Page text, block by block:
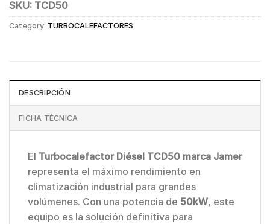
SKU: TCD50
Category: TURBOCALEFACTORES
DESCRIPCIÓN
FICHA TÉCNICA
El Turbocalefactor Diésel TCD50 marca Jamer
representa el máximo rendimiento en
climatización industrial para grandes
volúmenes. Con una potencia de 50kW, este
equipo es la solución definitiva para